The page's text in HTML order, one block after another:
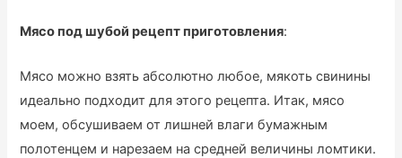
Мясо под шубой рецепт приготовления:
Мясо можно взять абсолютно любое, мякоть свинины
идеально подходит для этого рецепта. Итак, мясо
моем, обсушиваем от лишней влаги бумажным
полотенцем и нарезаем на средней величины ломтики.